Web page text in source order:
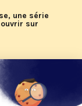
une série
sur
de KTO